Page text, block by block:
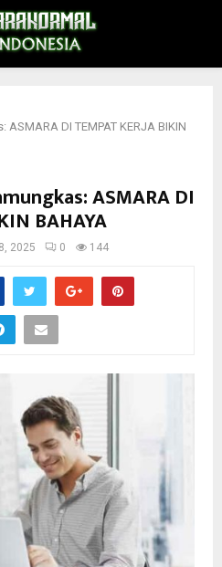
DI TEMPAT KERJA BIKIN
ASMARA DI
BAHAYA
2025 0 144